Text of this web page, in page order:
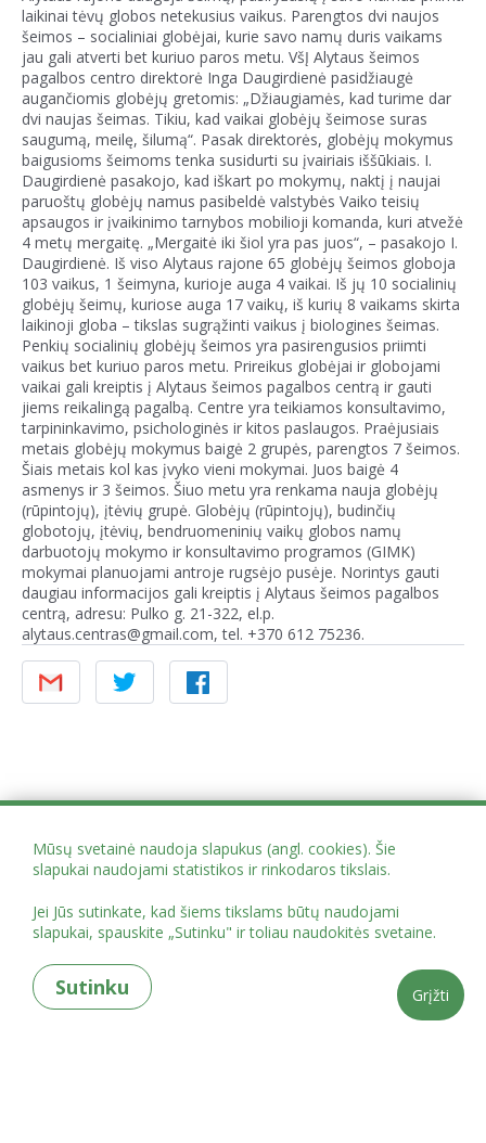
laikinai tėvų globos netekusius vaikus. Parengtos dvi naujos
šeimos – socialiniai globėjai, kurie savo namų duris vaikams
jau gali atverti bet kuriuo paros metu. VšĮ Alytaus šeimos
pagalbos centro direktorė Inga Daugirdienė pasidžiaugė
augančiomis globėjų gretomis: „Džiaugiamės, kad turime dar
dvi naujas šeimas. Tikiu, kad vaikai globėjų šeimose suras
saugumą, meilę, šilumą“. Pasak direktorės, globėjų mokymus
baigusioms šeimoms tenka susidurti su įvairiais iššūkiais. I.
Daugirdienė pasakojo, kad iškart po mokymų, naktį į naujai
paruoštų globėjų namus pasibeldė valstybės Vaiko teisių
apsaugos ir įvaikinimo tarnybos mobilioji komanda, kuri atvežė
4 metų mergaitę. „Mergaitė iki šiol yra pas juos“, – pasakojo I.
Daugirdienė. Iš viso Alytaus rajone 65 globėjų šeimos globoja
103 vaikus, 1 šeimyna, kurioje auga 4 vaikai. Iš jų 10 socialinių
globėjų šeimų, kuriose auga 17 vaikų, iš kurių 8 vaikams skirta
laikinoji globa – tikslas sugrąžinti vaikus į biologines šeimas.
Penkių socialinių globėjų šeimos yra pasirengusios priimti
vaikus bet kuriuo paros metu. Prireikus globėjai ir globojami
vaikai gali kreiptis į Alytaus šeimos pagalbos centrą ir gauti
jiems reikalingą pagalbą. Centre yra teikiamos konsultavimo,
tarpininkavimo, psichologinės ir kitos paslaugos. Praėjusiais
metais globėjų mokymus baigė 2 grupės, parengtos 7 šeimos.
Šiais metais kol kas įvyko vieni mokymai. Juos baigė 4
asmenys ir 3 šeimos. Šiuo metu yra renkama nauja globėjų
(rūpintojų), įtėvių grupė. Globėjų (rūpintojų), budinčių
globotojų, įtėvių, bendruomeninių vaikų globos namų
darbuotojų mokymo ir konsultavimo programos (GIMK)
mokymai planuojami antroje rugsėjo pusėje. Norintys gauti
daugiau informacijos gali kreiptis į Alytaus šeimos pagalbos
centrą, adresu: Pulko g. 21-322, el.p.
alytaus.centras@gmail.com, tel. +370 612 75236.
Grįžti
Mūsų svetainė naudoja slapukus (angl. cookies). Šie
slapukai naudojami statistikos ir rinkodaros tikslais.
Jei Jūs sutinkate, kad šiems tikslams būtų naudojami
slapukai, spauskite „Sutinku" ir toliau naudokitės svetaine.
Sutinku